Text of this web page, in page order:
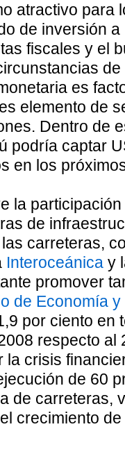
atractivo para
de inversión
fiscales y el
es
elemento de
Dentro de
podría captar
en los
la
de
carreteras,
Interoceánica y
promover
de Economía
por ciento en
respecto al
la crisis
de 60
de carreteras,
crecimiento